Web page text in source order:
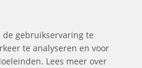
gebruikservaring te
te analyseren en voor
Lees meer over